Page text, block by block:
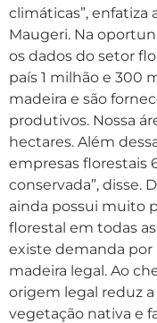
climáticas”, enfatiza
Maugeri. Na
os dados do setor
país 1 milhão e 300
madeira e são
produtivos. Nossa
hectares. Além
empresas florestais
conservada”, disse.
ainda possui muito
florestal em todas
existe demanda
madeira legal. Ao
origem legal reduz
vegetação nativa e